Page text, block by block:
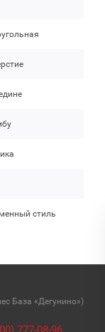
стиль
База «Дегунино»)